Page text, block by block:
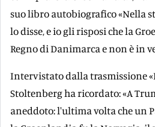
suo libro autobiografico «Nella
lo disse, e io gli risposi che la
Regno di Danimarca e non è in
Intervistato dalla trasmissione
Stoltenberg ha ricordato: «A
aneddoto: l'ultima volta che un